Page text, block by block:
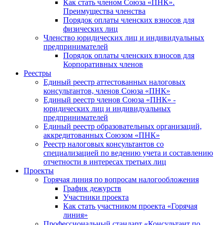
Как стать членом Союза «ПНК».
Преимущества членства
Порядок оплаты членских взносов для
физических лиц
Членство юридических лиц и индивидуальных
предпринимателей
Порядок оплаты членских взносов для
Корпоративных членов
Реестры
Единый реестр аттестованных налоговых
консультантов, членов Союза «ПНК»
Единый реестр членов Союза «ПНК» -
юридических лиц и индивидуальных
предпринимателей
Единый реестр образовательных организаций,
аккредитованных Союзом «ПНК»
Реестр налоговых консультантов со
специализацией по ведению учета и составлению
отчетности в интересах третьих лиц
Проекты
Горячая линия по вопросам налогообложения
График дежурств
Участники проекта
Как стать участником проекта «Горячая
линия»